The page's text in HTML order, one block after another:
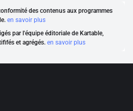
des contenus aux programmes
en savoir plus
par l'équipe éditoriale de Kartable,
et agrégés. en savoir plus